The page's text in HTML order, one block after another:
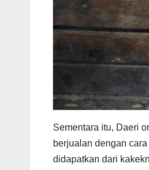
Sementara itu, Daeri
berjualan dengan
didapatkan dari